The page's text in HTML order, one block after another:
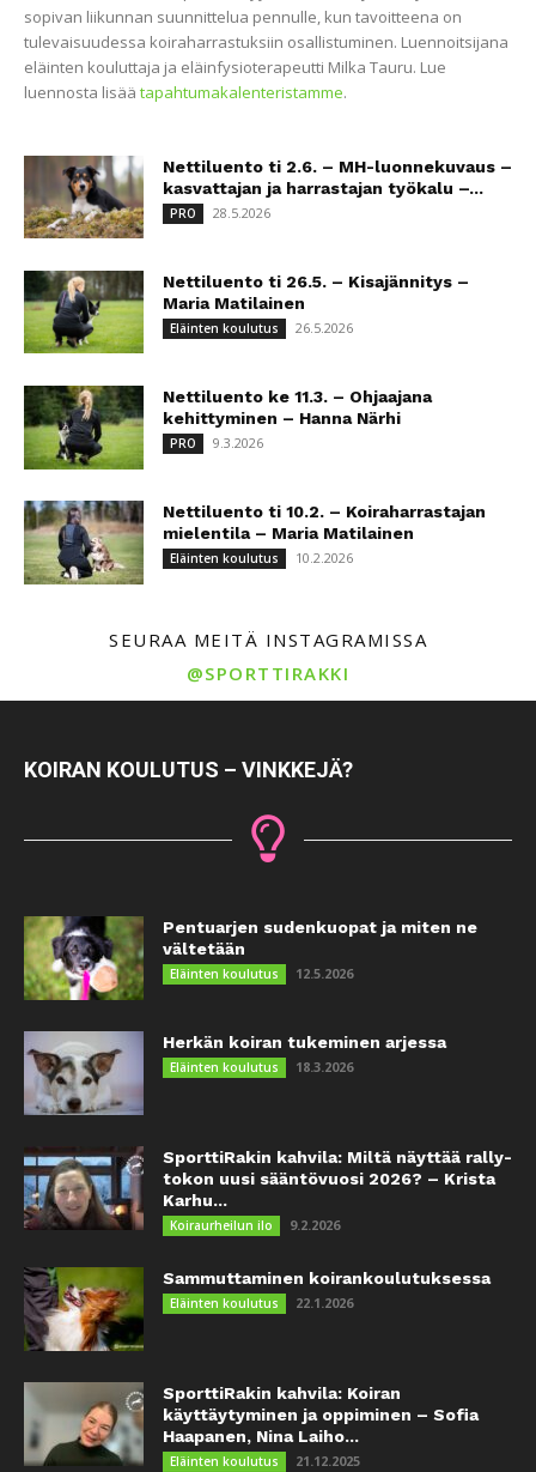
sopivan liikunnan suunnittelua pennulle, kun tavoitteena on
tulevaisuudessa koiraharrastuksiin osallistuminen. Luennoitsijana
eläinten kouluttaja ja eläinfysioterapeutti Milka Tauru. Lue
luennosta lisää tapahtumakalenteristamme.
Nettiluento ti 2.6. – MH-luonnekuvaus –
kasvattajan ja harrastajan työkalu –...
PRO 28.5.2026
Nettiluento ti 26.5. – Kisajännitys –
Maria Matilainen
Eläinten koulutus 26.5.2026
Nettiluento ke 11.3. – Ohjaajana
kehittyminen – Hanna Närhi
PRO 9.3.2026
Nettiluento ti 10.2. – Koiraharrastajan
mielentila – Maria Matilainen
Eläinten koulutus 10.2.2026
SEURAA MEITÄ INSTAGRAMISSA
@SPORTTIRAKKI
KOIRAN KOULUTUS – VINKKEJÄ?
Pentuarjen sudenkuopat ja miten ne
vältetään
Eläinten koulutus 12.5.2026
Herkän koiran tukeminen arjessa
Eläinten koulutus 18.3.2026
SporttiRakin kahvila: Miltä näyttää rally-
tokon uusi sääntövuosi 2026? – Krista
Karhu...
Koiraurheilun ilo 9.2.2026
Sammuttaminen koirankoulutuksessa
Eläinten koulutus 22.1.2026
SporttiRakin kahvila: Koiran
käyttäytyminen ja oppiminen – Sofia
Haapanen, Nina Laiho...
Eläinten koulutus 21.12.2025